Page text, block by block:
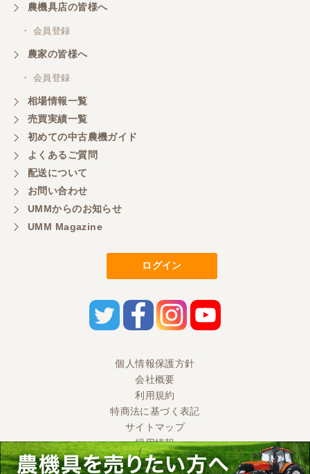
商談成立の連絡をいたいておりません。
山梨県／中川
このたびは、ありがとうございました。
山梨県／好ちゃん
大変いい商品で草刈り作業で活躍しています
農機具店の皆様へ
・ 会員登録
農家の皆様へ
・ 会員登録
相場情報一覧
売買実績一覧
初めての中古農機ガイド
よくあるご質問
配送について
お問い合わせ
UMMからのお知らせ
UMM Magazine
ログイン
個人情報保護方針
会社概要
利用規約
特商法に基づく表記
サイトマップ
採用情報